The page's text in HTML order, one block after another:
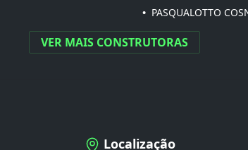
• PASQUALOTTO
VER MAIS CONSTRUTORAS
Localização